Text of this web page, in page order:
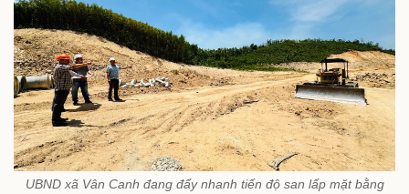
UBND xã Vân Canh đang đẩy nhanh tiến độ san lấp mặt bằng